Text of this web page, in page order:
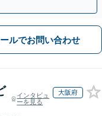
ルでお問い合わせ
インタビュ
ーを見る
大阪府